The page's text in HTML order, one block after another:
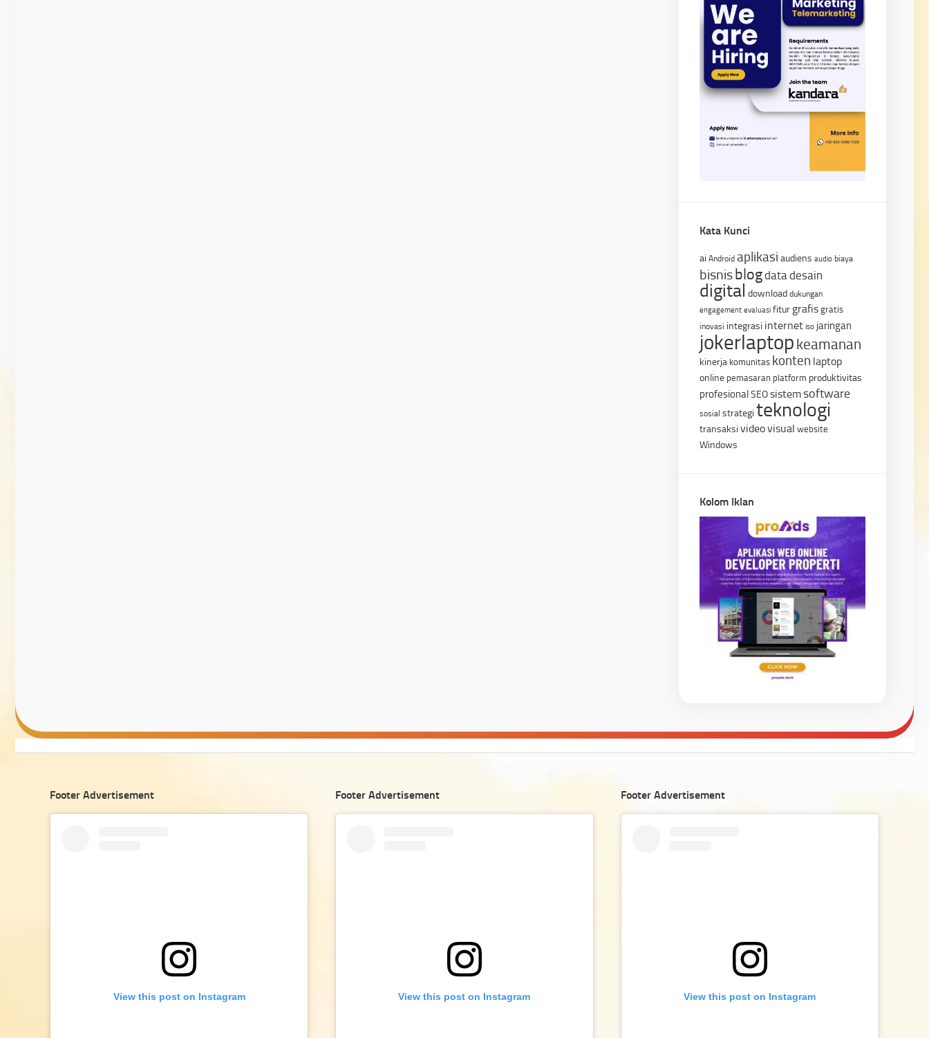
Kata Kunci
ai Android aplikasi audiens audio biaya
bisnisblogdata desain
digital download dukungan
engagement evaluasi fitur grafis gratis
inovasi integrasi internet iso jaringan
jokerlaptop keamanan
kinerja komunitas konten laptop
online pemasaran platform produktivitas
profesionalSEOsistemsoftware
sosial strategi teknologi
transaksi videovisual website
Windows
Kolom Iklan
Footer Advertisement
View this post on Instagram
Footer Advertisement
View this post on Instagram
Footer Advertisement
View this post on Instagram